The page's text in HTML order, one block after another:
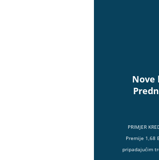
Nove
PRIMJER
Premije 1,68
pripadajućim